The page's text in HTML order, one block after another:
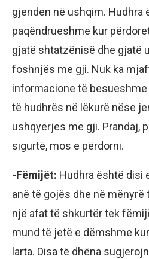
gjenden në ushqim. Hudhra
paqëndrueshme kur
gjatë shtatzënisë dhe gjatë
foshnjës me gji. Nuk ka
informacione të
të hudhrës në lëkurë nëse
ushqyerjes me gji. Prandaj,
sigurtë, mos e përdorni.
-Fëmijët: Hudhra është disi
anë të gojës dhe në
një afat të shkurtër tek
mund të jetë e dëmshme
larta. Disa të dhëna